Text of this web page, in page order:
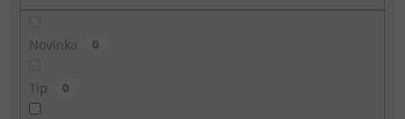
Novinka 0
Tip 0